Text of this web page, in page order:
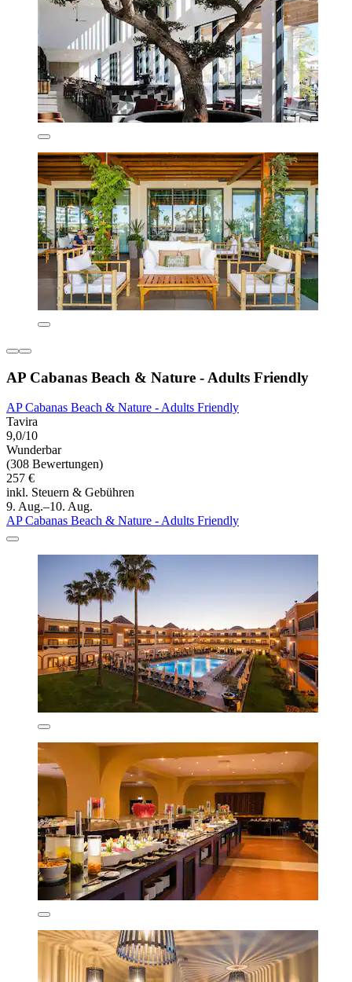
AP Cabanas Beach & Nature - Adults Friendly
AP Cabanas Beach & Nature - Adults Friendly
Tavira
9,0/10
Wunderbar
(308 Bewertungen)
257 €
inkl. Steuern & Gebühren
9. Aug.–10. Aug.
AP Cabanas Beach & Nature - Adults Friendly